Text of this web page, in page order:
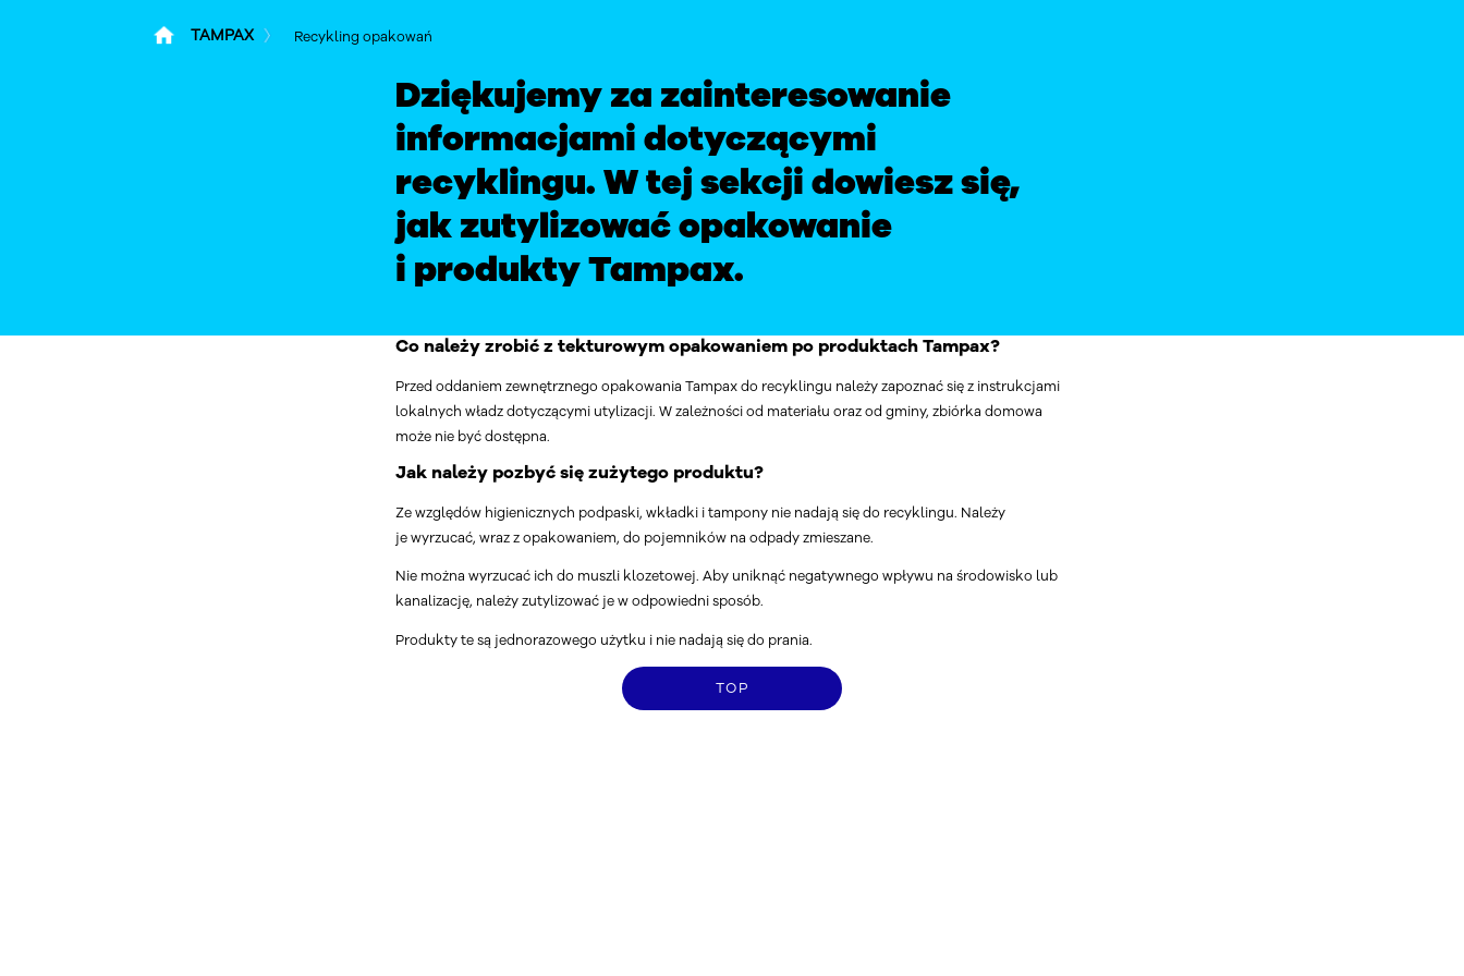
TAMPAX Recykling opakowań
Dziękujemy za zainteresowanie
informacjami dotyczącymi
recyklingu. W tej sekcji dowiesz się,
jak zutylizować opakowanie
i produkty Tampax.
Co należy zrobić z tekturowym opakowaniem po produktach Tampax?
Przed oddaniem zewnętrznego opakowania Tampax do recyklingu należy zapoznać się z instrukcjami
lokalnych władz dotyczącymi utylizacji. W zależności od materiału oraz od gminy, zbiórka domowa
może nie być dostępna.
Jak należy pozbyć się zużytego produktu?
Ze względów higienicznych podpaski, wkładki i tampony nie nadają się do recyklingu. Należy
je wyrzucać, wraz z opakowaniem, do pojemników na odpady zmieszane.
Nie można wyrzucać ich do muszli klozetowej. Aby uniknąć negatywnego wpływu na środowisko lub
kanalizację, należy zutylizować je w odpowiedni sposób.
Produkty te są jednorazowego użytku i nie nadają się do prania.
TOP